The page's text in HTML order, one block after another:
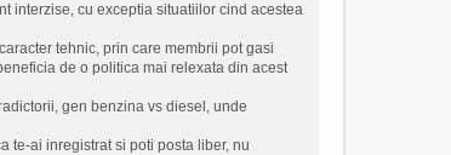
interzise, cu exceptia situatiilor cind acestea
tehnic, prin care membrii pot gasi
de o politica mai relexata din acest
gen benzina vs diesel, unde
te-ai inregistrat si poti posta liber, nu